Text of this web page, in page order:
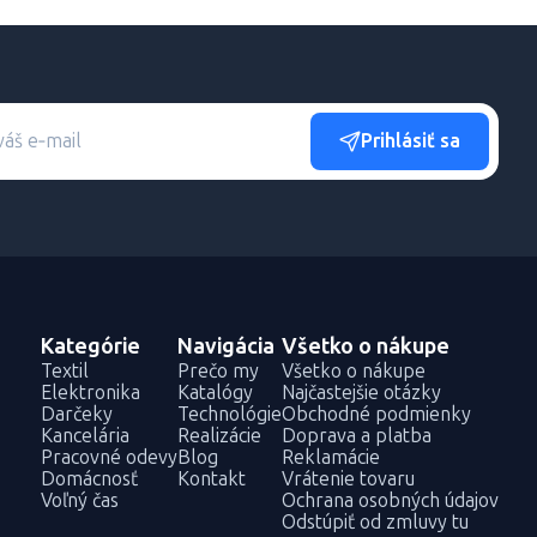
Prihlásiť sa
Kategórie
Textil
Elektronika
Darčeky
Kancelária
Pracovné odevy
Domácnosť
Voľný čas
Navigácia
Prečo my
Katalógy
Technológie
Realizácie
Blog
Kontakt
Všetko o nákupe
Všetko o nákupe
Najčastejšie otázky
Obchodné podmienky
Doprava a platba
Reklamácie
Vrátenie tovaru
Ochrana osobných údajov
Odstúpiť od zmluvy tu